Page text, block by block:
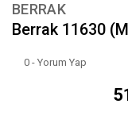
BERRAK
Berrak 11630
0 - Yorum Yap